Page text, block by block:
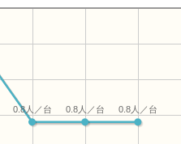
0.8人／台
0.8人／台
0.8人／台